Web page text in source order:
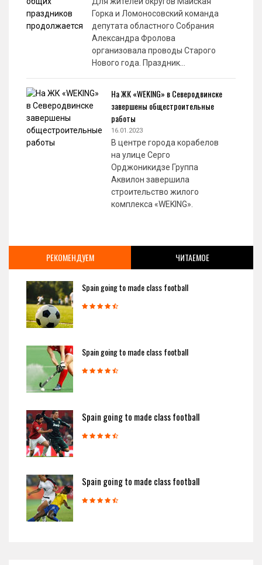
Горка и Ломоносовский команда
депутата областного Собрания
Александра Фролова
организовала проводы Старого
Нового года. Праздник…
На ЖК «WEKING» в Северодвинске
завершены общестроительные
работы
16.01.2023
В центре города корабелов
на улице Серго
Орджоникидзе Группа
Аквилон завершила
строительство жилого
комплекса «WEKING».
РЕКОМЕНДУЕМ ЧИТАЕМОЕ
Spain going to made class football
Spain going to made class football
Spain going to made class football
Spain going to made class football